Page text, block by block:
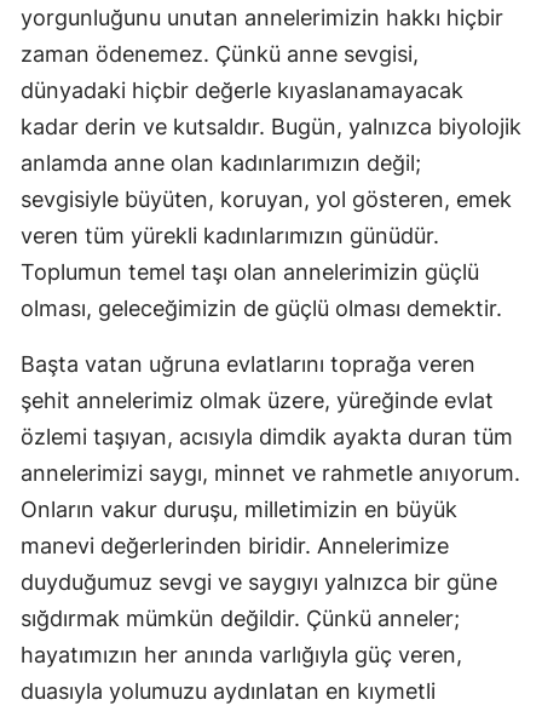
yorgunluğunu unutan annelerimizin hakkı hiçbir
zaman ödenemez. Çünkü anne sevgisi,
dünyadaki hiçbir değerle kıyaslanamayacak
kadar derin ve kutsaldır. Bugün, yalnızca biyolojik
anlamda anne olan kadınlarımızın değil;
sevgisiyle büyüten, koruyan, yol gösteren, emek
veren tüm yürekli kadınlarımızın günüdür.
Toplumun temel taşı olan annelerimizin güçlü
olması, geleceğimizin de güçlü olması demektir.
Başta vatan uğruna evlatlarını toprağa veren
şehit annelerimiz olmak üzere, yüreğinde evlat
özlemi taşıyan, acısıyla dimdik ayakta duran tüm
annelerimizi saygı, minnet ve rahmetle anıyorum.
Onların vakur duruşu, milletimizin en büyük
manevi değerlerinden biridir. Annelerimize
duyduğumuz sevgi ve saygıyı yalnızca bir güne
sığdırmak mümkün değildir. Çünkü anneler;
hayatımızın her anında varlığıyla güç veren,
duasıyla yolumuzu aydınlatan en kıymetli